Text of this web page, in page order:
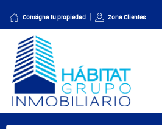
Consigna tu propiedad Zona Clientes